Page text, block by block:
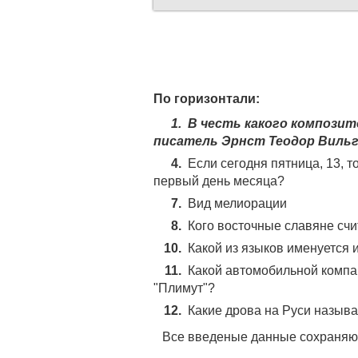
По горизонтали:
1. В честь какого
писатель Эрнст Теодор
4. Если сегодня пятница, 13,
первый день месяца?
7. Вид мелиорации
8. Кого восточные славяне
10. Какой из языков именуется
11. Какой автомобильной
"Плимут"?
12. Какие дрова на Руси
Все введеные данные